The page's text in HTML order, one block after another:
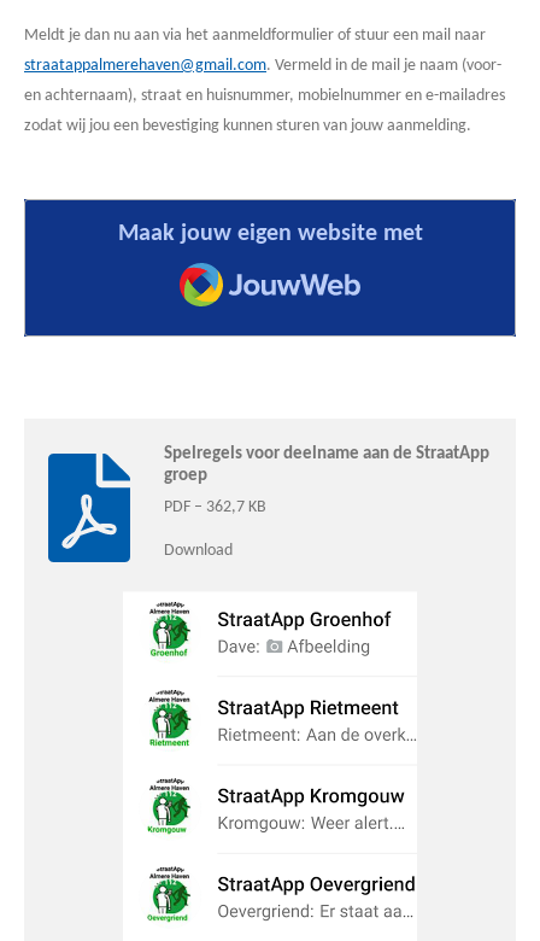
Meldt je dan nu aan via het aanmeldformulier of stuur een mail naar
straatappalmerehaven@gmail.com. Vermeld in de mail je naam (voor-
en achternaam), straat en huisnummer, mobielnummer en e-mailadres
zodat wij jou een bevestiging kunnen sturen van jouw aanmelding.
Maak jouw eigen website met
JouwWeb
Spelregels voor deelname aan de StraatApp
groep
PDF – 362,7 KB
Download